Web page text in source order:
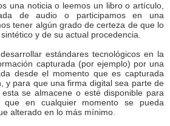
una noticia o leemos un libro o artículo,
de audio o participamos en una
tener algún grado de certeza de que lo
y de su actual procedencia.
estándares tecnológicos en la
capturada (por ejemplo) por una
desde el momento que es capturada
y para que una firma digital sea parte de
se almacene o esté disponible para
en cualquier momento se pueda
alterado en lo más mínimo.